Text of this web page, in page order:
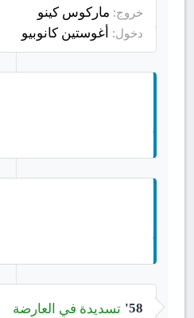
خروج: ماركوس كينو
دخول: أغوستين كانوبيو
58' تسديدة في العارضة